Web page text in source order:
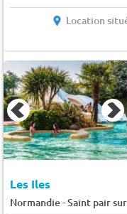
Location
Les Iles
Normandie-Saint pair